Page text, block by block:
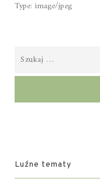
Type: image/jpeg
Luźne tematy